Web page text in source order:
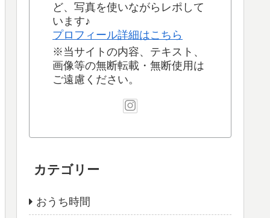
ど、写真を使いながらレポして
います♪
プロフィール詳細はこちら
※当サイトの内容、テキスト、
画像等の無断転載・無断使用は
ご遠慮ください。
カテゴリー
おうち時間